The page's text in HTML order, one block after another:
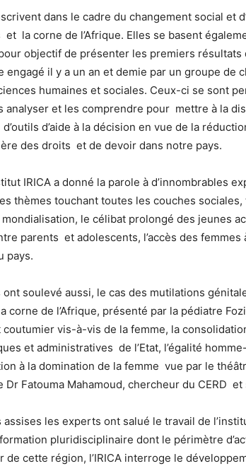
dans le cadre du changement social et
et la corne de l’Afrique. Elles se basent
objectif de présenter les premiers résultats
engagé il y a un an et demie par un groupe de
humaines et sociales. Ceux-ci se sont
analyser et les comprendre pour mettre à la
d’aide à la décision en vue de la
des droits et de devoir dans notre pays.
IRICA a donné la parole à d’innombrables
thèmes touchant toutes les couches
le célibat prolongé des jeunes
parents et adolescents, l’accès des
pays.
ont soulevé aussi, le cas des mutilations
corne de l’Afrique, présenté par la pédiatre
coutumier vis-à-vis de la femme, la
et administratives de l’Etat, l’égalité
à la domination de la femme vue par le
Dr Fatouma Mahamoud, chercheur du CERD
les experts ont salué le travail de
pluridisciplinaire dont le périmètre
de cette région, l’IRICA interroge le